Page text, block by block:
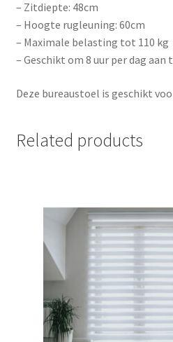
– Zitdiepte: 48cm
– Hoogte rugleuning: 60cm
– Maximale belasting tot 110 kg
– Geschikt om 8 uur per dag aan
Deze bureaustoel is geschikt
Related products